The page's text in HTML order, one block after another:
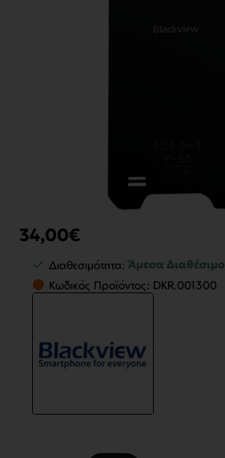
34,00€
Διαθεσιμότητα: Άμεσα Διαθέσιμο
Κωδικός Προϊόντος: DKR.001300